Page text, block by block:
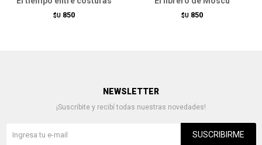
$U 850 $U 850
NEWSLETTER
¡Suscribite y recibí todas nuestras novedades!
SUSCRIBIRME